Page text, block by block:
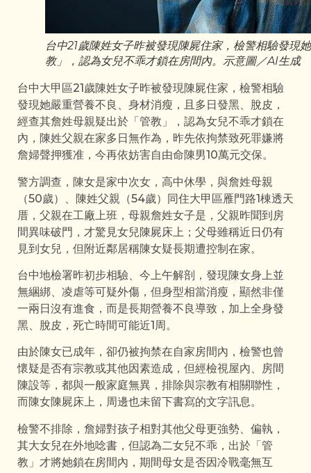
台中21歲陳姓女子昨被發現陳屍住家，檢警相驗發現
教」，認為女兒不乖才鎖在房間內。示意圖／AI生成
台中大甲區21歲陳姓女子昨被發現陳屍住家，檢警相驗
發現她嚴重營養不良、身材消瘦，且多日發黑、脫皮，
經查其詹姓母親疑出於「管教」，認為女兒不乖才鎖在
內，陳姓父親在家多日無作為，昨先依拘禁致死罪嫌將
詹婦聲押獲准，今再依妨害自由命陳男10萬元交保。
警方調查，陳女是家中次女，高中休學，與詹姓母親
（50歲）、陳姓父親（54歲）同住大甲區雁門路1棟透天
厝，父親在工廠上班，母親詹姓女子是，父親昨聞到房
間異味破門，才驚見女兒陳屍床上；父母雖稱近日仍有
見到女兒，但附近鄰居稱陳女疑長期遭控制在家。
台中地檢署昨初步相驗、今上午解剖，發現陳女身上並
無綑綁、凌虐等可疑外傷，但身型相當消瘦，顯然非僅
一兩日沒有進食，而是長期營養不良導致，加上全身發
黑、脫皮，死亡時間可能近1周。
由於陳女已成年，卻仍被拘禁在自家房間內，檢警也曾
懷疑是否有宗教或其他因素造成，但經檢視屋內、房間
陳設等，都與一般家庭無異，排除與宗教有相關聯性，
而陳女陳屍床上，周邊也未留下書寫的文字訊息。
檢警不排除，詹婦對孩子相對其他父母更強勢、偏執，
其大女兒在外地唸書，但認為二女兒不乖，出於「管
教」才將她鎖在房間內，期間母女是否因冷戰毫無互